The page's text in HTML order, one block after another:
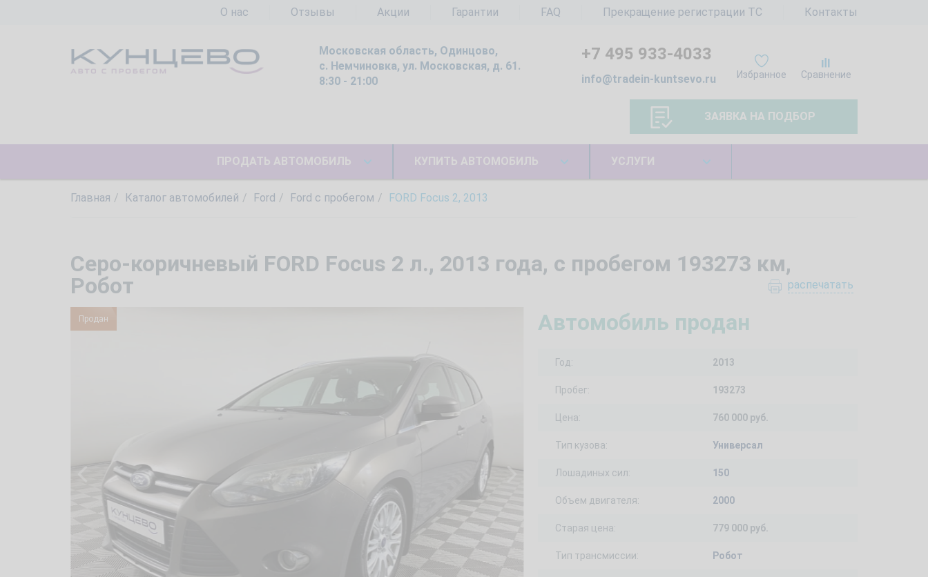
О нас Отзывы Акции Гарантии FAQ Прекращение регистрации ТС Контакты
Московская область, Одинцово,
с. Немчиновка, ул. Московская, д. 61.
8:30 - 21:00
Избранное Сравнение
+7 495 933-4033
info@tradein-kuntsevo.ru
ЗАЯВКА НА ПОДБОР
ПРОДАТЬ АВТОМОБИЛЬ КУПИТЬ АВТОМОБИЛЬ УСЛУГИ
Главная Каталог автомобилей Ford Ford с пробегом FORD Focus 2, 2013
Серо-коричневый FORD Focus 2 л., 2013 года, с пробегом 193273 км,
Робот
Продан
распечатать
Автомобиль продан
Год: 2013
Пробег: 193273
Цена: 760 000 руб.
Тип кузова: Универсал
Лошадиных сил: 150
Объем двигателя: 2000
Старая цена: 779 000 руб.
Тип трансмиссии: Робот